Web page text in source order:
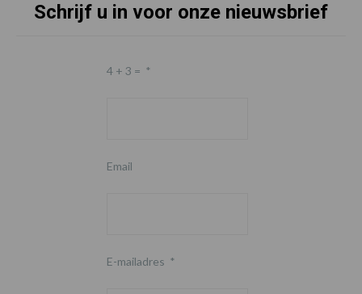
Schrijf u in voor onze nieuwsbrief
4 + 3 = *
Email
E-mailadres *